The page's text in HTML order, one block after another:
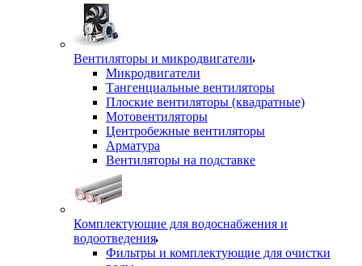
Вентиляторы и микродвигатели
Микродвигатели
Тангенциальные вентиляторы
Плоские вентиляторы (квадратные)
Мотовентиляторы
Центробежные вентиляторы
Арматура
Вентиляторы на подставке
Комплектующие для водоснабжения и
водоотведения
Фильтры и комплектующие для очистки